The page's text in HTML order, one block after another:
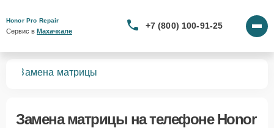
Honor Pro Repair
Сервис в Махачкале
+7 (800) 100-91-25
Замена матрицы
Замена матрицы на телефоне Honor